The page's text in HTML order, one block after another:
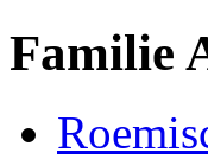
Familie